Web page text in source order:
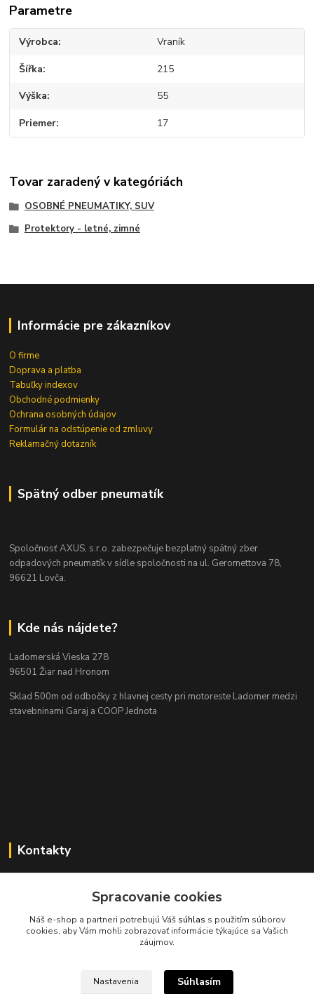
Parametre
Výrobca Vraník
Šířka 215
Výška 55
Priemer 17
Tovar zaradený v kategóriách
OSOBNÉ PNEUMATIKY, SUV
Protektory - letné, zimné
Informácie pre zákazníkov
O firme
Doprava a platba
Tabuľky indexov
Obchodné podmienky
Ochrana osobných údajov
Formulár na odstúpenie od zmluvy
Reklamačný dotazník
Spätný odber pneumatík
Spoločnosť AXUS, s.r.o. zabezpečuje bezplatný spätný zber
odpadových pneumatík v sídle spoločnosti na ul. Geromettova 78,
96621 Lovča.
Kde nás nájdete?
Ladomerská Vieska 278
96501 Žiar nad Hronom
Sklad 500m od odbočky z hlavnej cesty pri motoreste Ladomer medzi
stavebninami Garaj a COOP Jednota
Kontakty
045/671 63 50
axuspneu@gmail.com
Spracovanie cookies
Náš e-shop a partneri potrebujú Váš súhlas s použitím súborov
cookies, aby Vám mohli zobrazovať informácie týkajúce sa Vašich
záujmov.
Nastavenia Súhlasím